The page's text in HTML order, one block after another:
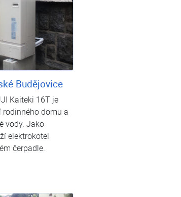
Budějovice
Kaiteki 16T je
domu a
vody. Jako
elektrokotel
čerpadle.